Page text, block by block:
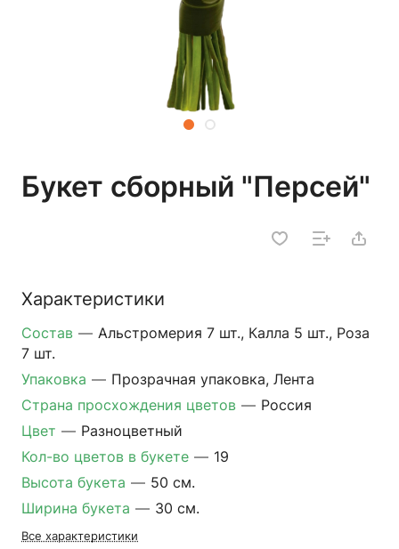
Букет сборный "Персей"
Характеристики
Состав — Альстромерия 7 шт., Калла 5 шт., Роза
7 шт.
Упаковка — Прозрачная упаковка, Лента
Страна просхождения цветов — Россия
Цвет — Разноцветный
Кол-во цветов в букете — 19
Высота букета — 50 см.
Ширина букета — 30 см.
Все характеристики